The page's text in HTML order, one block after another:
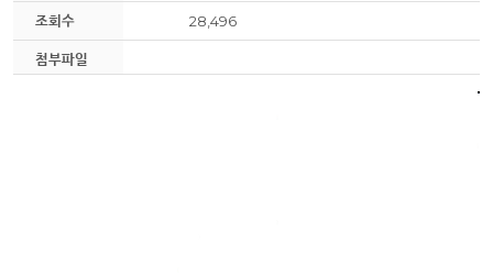
조회수 28,496
첨부파일